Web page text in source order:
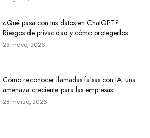
¿Qué pasa con tus datos en ChatGPT?
Riesgos de privacidad y cómo protegerlos
23 mayo, 2026
Cómo reconocer llamadas falsas con IA: una
amenaza creciente para las empresas
28 marzo, 2026